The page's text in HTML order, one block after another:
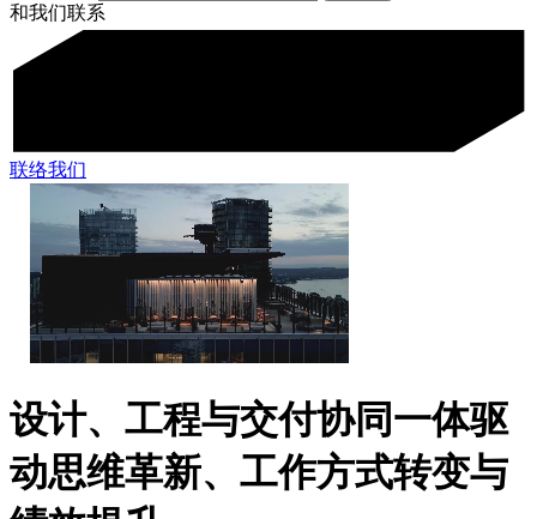
和我们联系
联络我们
设计、工程与交付协同一体驱
动思维革新、工作方式转变与